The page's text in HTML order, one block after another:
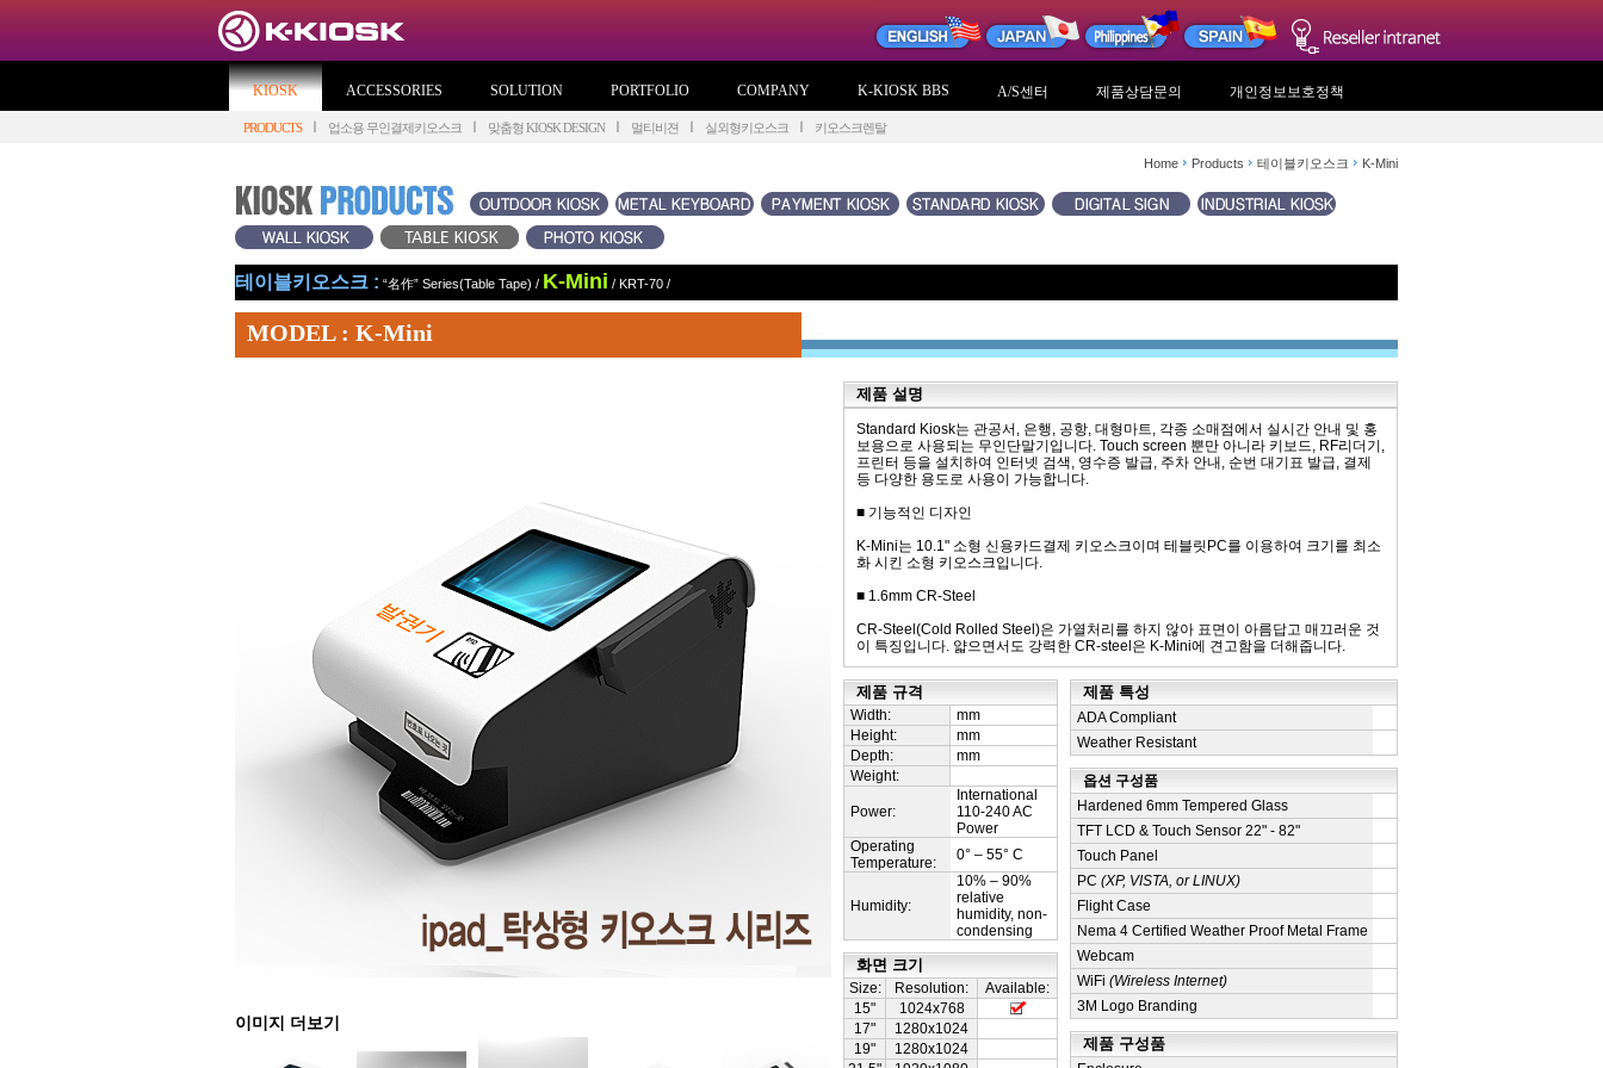
KIOSK ACCESSORIES SOLUTION PORTFOLIO COMPANY K-KIOSK BBS A/S센터 제품상담문의 개인정보보호정책
PRODUCTS 업소용 무인결제키오스크 맞춤형 KIOSK DESIGN 멀티비젼 실외형키오스크 키오스크렌탈
Home Products 테이블키오스크 K-Mini
테이블키오스크 : “名作” Series(Table Tape) / K-Mini / KRT-70 /
MODEL : K-Mini
이미지 더보기
제품 설명
Standard Kiosk는 관공서, 은행, 공항, 대형마트, 각종 소매점에서 실시간 안내 및 홍
보용으로 사용되는 무인단말기입니다. Touch screen 뿐만 아니라 키보드, RF리더기,
프린터 등을 설치하여 인터넷 검색, 영수증 발급, 주차 안내, 순번 대기표 발급, 결제
등 다양한 용도로 사용이 가능합니다.
■ 기능적인 디자인
K-Mini는 10.1" 소형 신용카드결제 키오스크이며 테블릿PC를 이용하여 크기를 최소
화 시킨 소형 키오스크입니다.
■ 1.6mm CR-Steel
CR-Steel(Cold Rolled Steel)은 가열처리를 하지 않아 표면이 아름답고 매끄러운 것
이 특징입니다. 얇으면서도 강력한 CR-steel은 K-Mini에 견고함을 더해줍니다.
제품 규격
Width:
mm
Height:
mm
Depth:
mm
Weight:
Power:
International
110-240 AC
Power
Operating
Temperature:
0° – 55° C
Humidity:
10% – 90%
relative
humidity, non-
condensing
화면 크기
Size: Resolution:
Available:
15"
1024x768
17"
1280x1024
19"
1280x1024
제품 특성
ADA Compliant
Weather Resistant
옵션 구성품
Hardened 6mm Tempered Glass
TFT LCD & Touch Sensor 22" - 82"
Touch Panel
PC (XP, VISTA, or LINUX)
Flight Case
Nema 4 Certified Weather Proof Metal Frame
Webcam
WiFi (Wireless Internet)
3M Logo Branding
제품 구성품